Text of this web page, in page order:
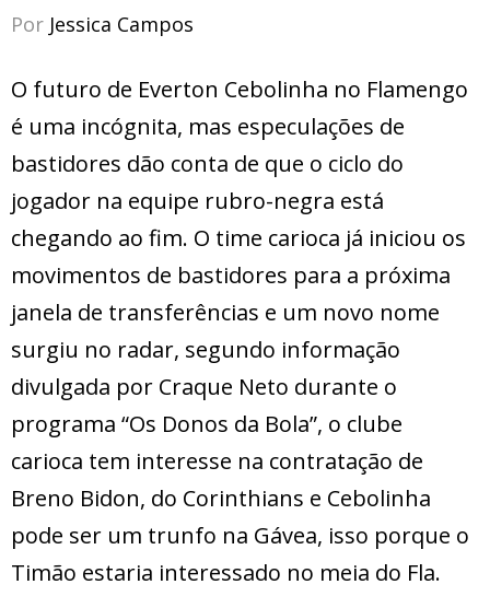
Por Jessica Campos
O futuro de Everton Cebolinha no Flamengo
é uma incógnita, mas especulações de
bastidores dão conta de que o ciclo do
jogador na equipe rubro-negra está
chegando ao fim. O time carioca já iniciou os
movimentos de bastidores para a próxima
janela de transferências e um novo nome
surgiu no radar, segundo informação
divulgada por Craque Neto durante o
programa “Os Donos da Bola”, o clube
carioca tem interesse na contratação de
Breno Bidon, do Corinthians e Cebolinha
pode ser um trunfo na Gávea, isso porque o
Timão estaria interessado no meia do Fla.